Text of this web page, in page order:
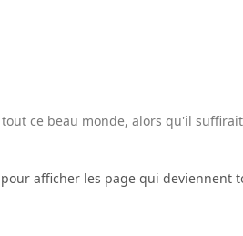
ce beau monde, alors qu'il
afficher les page qui deviennent